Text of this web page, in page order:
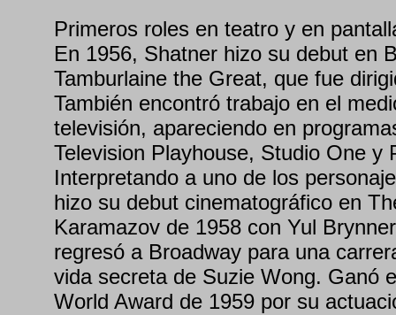
Primeros roles en teatro y en
En 1956, Shatner hizo su debut en
Tamburlaine the Great, que fue
También encontró trabajo en el
televisión, apareciendo en
Television Playhouse, Studio One y
Interpretando a uno de los
hizo su debut cinematográfico en
Karamazov de 1958 con Yul
regresó a Broadway para una
vida secreta de Suzie Wong. Ganó
World Award de 1959 por su